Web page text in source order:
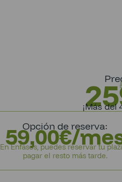
¡Más del
Opción de reserva:
59,00€/
En Enfasos, puedes reservar tu
pagar el resto más tarde.